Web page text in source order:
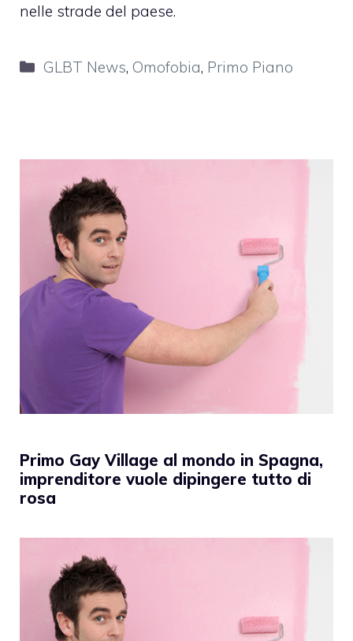
nelle strade del paese.
Categorie
GLBT News, Omofobia, Primo Piano
Primo Gay Village al mondo in Spagna,
imprenditore vuole dipingere tutto di
rosa